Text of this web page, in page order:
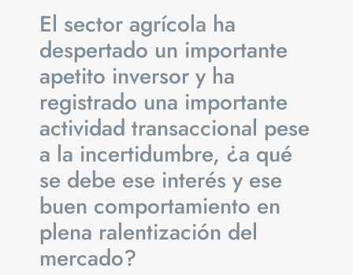
El sector agrícola ha
despertado un importante
apetito inversor y ha
registrado una importante
actividad transaccional pese
a la incertidumbre, ¿a qué
se debe ese interés y ese
buen comportamiento en
plena ralentización del
mercado?